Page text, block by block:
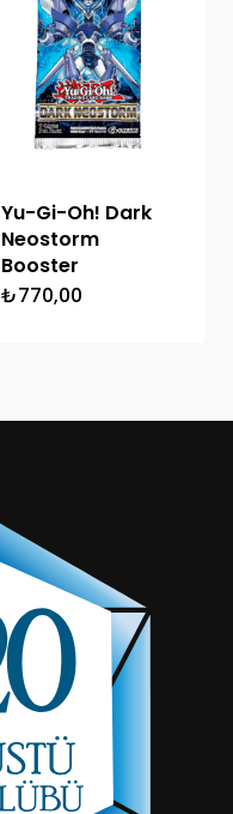
Yu-Gi-Oh! Dark
Neostorm
Booster
₺770,00